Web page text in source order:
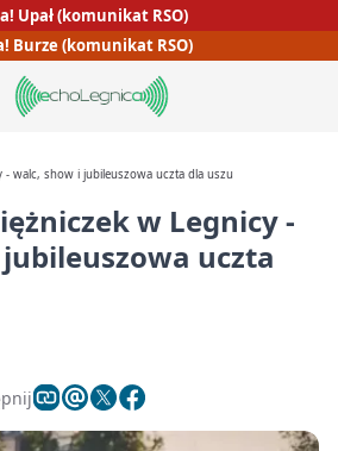
Upał (komunikat RSO)
Burze (komunikat RSO)
- walc, show i jubileuszowa uczta dla uszu
w Legnicy -
uczta